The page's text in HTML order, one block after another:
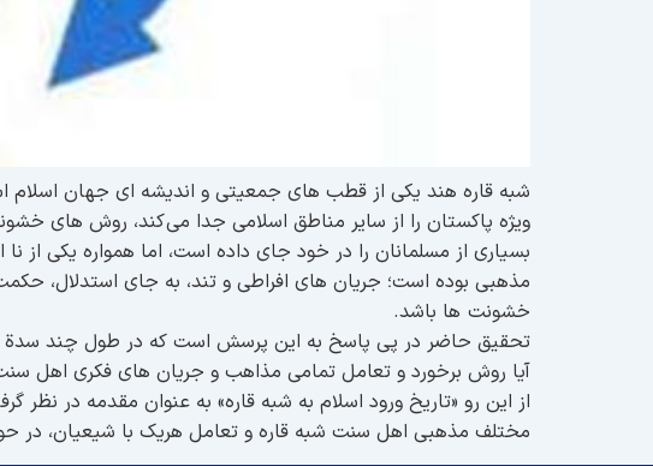
شبه قاره هند یکی از قطب های جمعیتی و اندیشه ای جهان
ویژه پاکستان را از سایر مناطق اسلامی جدا می کند، روش های
بسیاری از مسلمانان را در خود جای داده است، اما همواره یکی از
مذهبی بوده است؛ جریان های افراطی و تند، به جای استدلال،
خشونت ها باشد.
تحقیق حاضر در پی پاسخ به این پرسش است که در طول چند سدة
آیا روش برخورد و تعامل تمامی مذاهب و جریان های فکری اهل
از این رو «تاریخ ورود اسلام به شبه قاره» به عنوان مقدمه در
مختلف مذهبی اهل سنت شبه قاره و تعامل هریک با شیعیان، در